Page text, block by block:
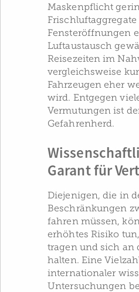
Maskenpflicht
Fensteröffnungen
Luftaustausch
Reisezeiten im
vergleichsweise
Fahrzeugen eher
wird. Entgegen
Vermutungen ist
Gefahrenherd.
Garant für
Diejenigen, die in
Beschränkungen
fahren müssen,
erhöhtes Risiko
tragen und sich an
halten. Eine
internationaler
Untersuchungen